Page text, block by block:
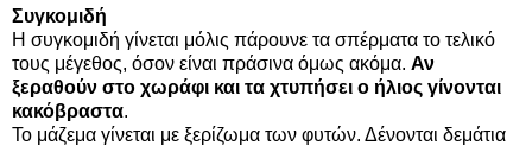
Συγκομιδή
Η συγκομιδή γίνεται μόλις πάρουνε τα σπέρματα το τελικό
τους μέγεθος, όσον είναι πράσινα όμως ακόμα. Αν
ξεραθούν στο χωράφι και τα χτυπήσει ο ήλιος γίνονται
κακόβραστα.
Το μάζεμα γίνεται με ξερίζωμα των φυτών. Δένονται δεμάτια